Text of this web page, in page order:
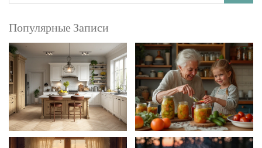
Популярные Записи